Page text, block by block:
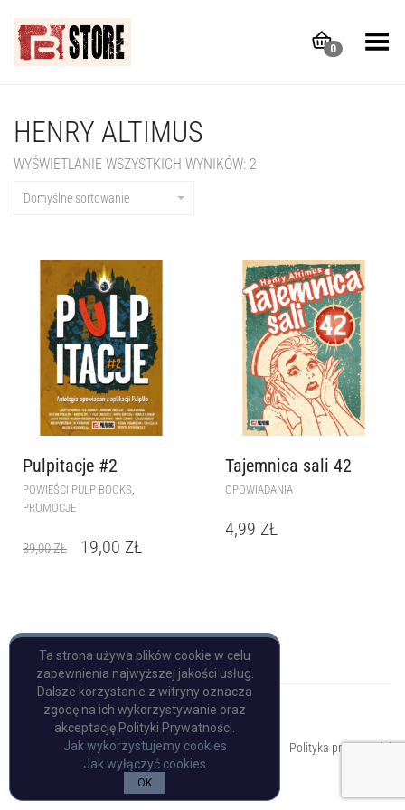
0
Toggle Menu
HENRY ALTIMUS
WYŚWIETLANIE WSZYSTKICH WYNIKÓW: 2
Domyślne sortowanie
Pulpitacje #2
POWIEŚCI PULP BOOKS
PROMOCJE
39,00ZŁ 19,00 ZŁ
Tajemnica sali 42
OPOWIADANIA
4,99 ZŁ
Copyright © Pulp Books
Polityka prywatności
Ta strona używa plików cookie w celu
zapewnienia najwyższej jakości usług.
Dalsze korzystanie z witryny oznacza
zgodę na ich wykorzystywanie oraz
akceptację Polityki Prywatności.
Jak wykorzystujemy cookies
Jak wyłączyć cookies
OK